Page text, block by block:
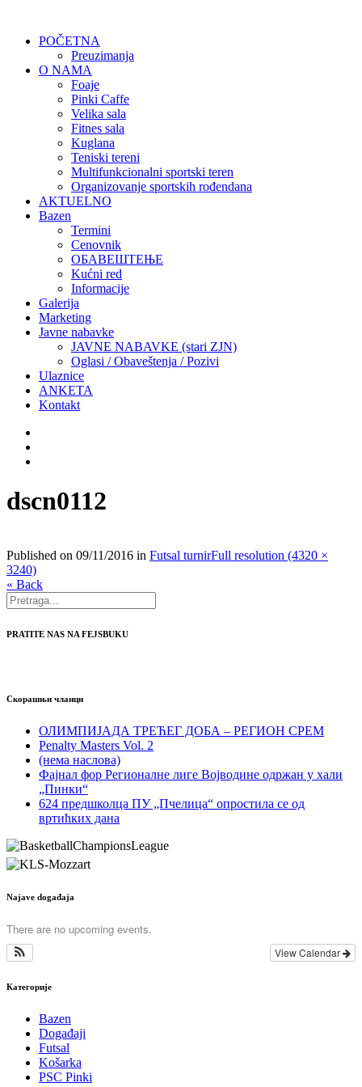
POČETNA
Preuzimanja
O NAMA
Foaje
Pinki Caffe
Velika sala
Fitnes sala
Kuglana
Teniski tereni
Multifunkcionalni sportski teren
Organizovanje sportskih rođendana
AKTUELNO
Bazen
Termini
Cenovnik
ОБАВЕШТЕЊЕ
Kućni red
Informacije
Galerija
Marketing
Javne nabavke
JAVNE NABAVKE (stari ZJN)
Oglasi / Obaveštenja / Pozivi
Ulaznice
ANKETA
Kontakt
dscn0112
Published on 09/11/2016 in Futsal turnirFull resolution (4320 ×
3240)
« Back
PRATITE NAS NA FEJSBUKU
Скорашњи чланци
ОЛИМПИЈАДА ТРЕЋЕГ ДОБА – РЕГИОН СРЕМ
Penalty Masters Vol. 2
(нема наслова)
Фајнал фор Регионалне лиге Војводине одржан у хали
„Пинки“
624 предшколца ПУ „Пчелица“ опростила се од
вртићких дана
Najave događaja
There are no upcoming events.
View Calendar
Категорије
Bazen
Događaji
Futsal
Košarka
PSC Pinki